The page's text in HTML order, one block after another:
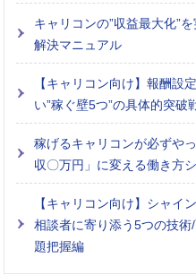
キャリコンの”収益最大化”
解決マニュアル
【キャリコン向け】報酬設
い”稼ぐ壁5つ”の具体的突
稼げるキャリコンが必ずや
収〇万円」に変える働き方
【キャリコン向け】シャイ
相談者に寄り添う5つの技
題把握編